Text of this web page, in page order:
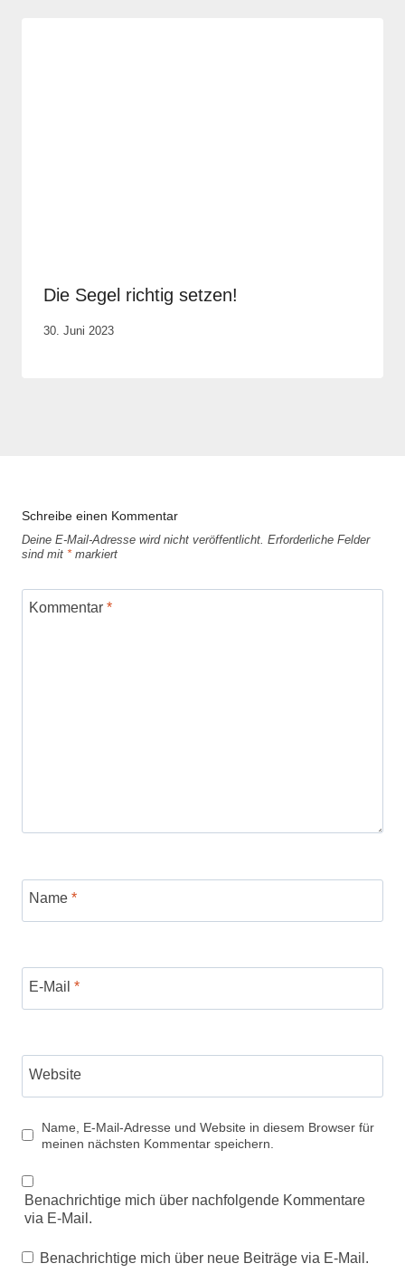
Die Segel richtig setzen!
Von
30. Juni 2023
Schreibe einen Kommentar
Deine E-Mail-Adresse wird nicht veröffentlicht. Erforderliche Felder
sind mit *markiert
Kommentar *
Name *
E-Mail *
Website
Name, E-Mail-Adresse und Website in diesem Browser für
meinen nächsten Kommentar speichern.
Benachrichtige mich über nachfolgende Kommentare
via E-Mail.
Benachrichtige mich über neue Beiträge via E-Mail.